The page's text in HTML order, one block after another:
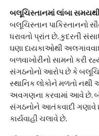
બલૂચિસ્તાનમાં લાંબા સમયથી
બલૂચિસ્તાન પાકિસ્તાનનો
ધરાવતો પ્રાંત છે. કુદરતી
ઘણા દાયકાઓથી
બળવાખોરીનો સામનો કરી
સંગઠનોનો આરોપ છે કે
સ્થાનિક લોકોને મળતો નથી
અવગણના કરવામાં આવે છે.
સંગઠનોને આતંકવાદી
કાર્યવાહી ચલાવે છે.